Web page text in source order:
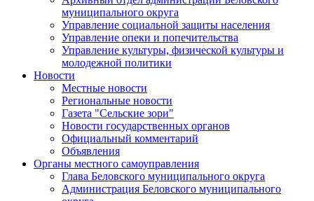
муниципального округа
Управление социальной защиты населения
Управление опеки и попечительства
Управление культуры, физической культуры и
молодежной политики
Новости
Местные новости
Региональные новости
Газета "Сельские зори"
Новости государственных органов
Официальный комментарий
Объявления
Органы местного самоуправления
Глава Беловского муниципального округа
Администрация Беловского муниципального